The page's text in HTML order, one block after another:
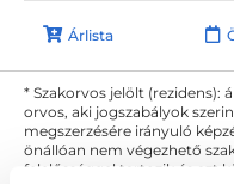
Árlista
* Szakorvos jelölt (rezidens):
orvos, aki jogszabályok
megszerzésére irányuló
önállóan nem végezhető
felelősséggel tartozik és azt